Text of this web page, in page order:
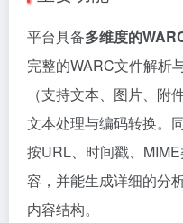
平台具备多维度的
完整的WARC文件解析
（支持文本、图片、附
文本处理与编码转换。
按URL、时间戳、
容，并能生成详细的分
内容结构。